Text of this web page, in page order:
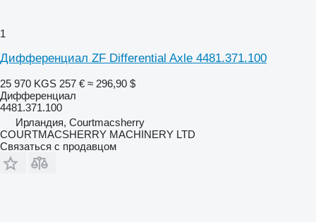
1
Дифференциал ZF Differential Axle 4481.371.100
25 970 KGS 257 € ≈ 296,90 $
Дифференциал
4481.371.100
Ирландия, Courtmacsherry
COURTMACSHERRY MACHINERY LTD
Связаться с продавцом